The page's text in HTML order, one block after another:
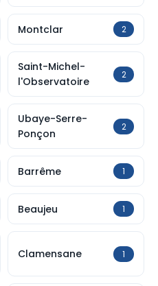
Montclar 2
Saint-Michel-
l'Observatoire
2
Ubaye-Serre-
Ponçon
2
Barrême 1
Beaujeu 1
Clamensane 1